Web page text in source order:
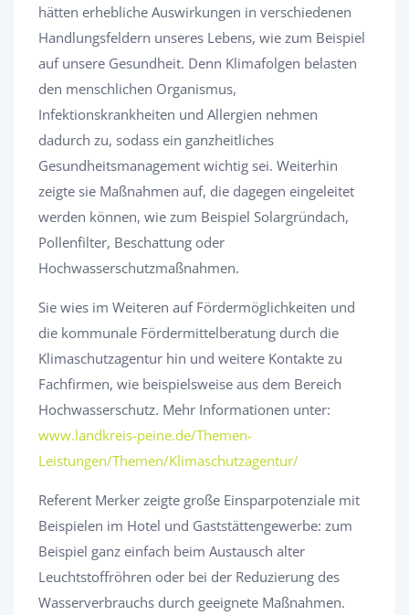
hätten erhebliche Auswirkungen in verschiedenen
Handlungsfeldern unseres Lebens, wie zum Beispiel
auf unsere Gesundheit. Denn Klimafolgen belasten
den menschlichen Organismus,
Infektionskrankheiten und Allergien nehmen
dadurch zu, sodass ein ganzheitliches
Gesundheitsmanagement wichtig sei. Weiterhin
zeigte sie Maßnahmen auf, die dagegen eingeleitet
werden können, wie zum Beispiel Solargründach,
Pollenfilter, Beschattung oder
Hochwasserschutzmaßnahmen.
Sie wies im Weiteren auf Fördermöglichkeiten und
die kommunale Fördermittelberatung durch die
Klimaschutzagentur hin und weitere Kontakte zu
Fachfirmen, wie beispielsweise aus dem Bereich
Hochwasserschutz. Mehr Informationen unter:
www.landkreis-peine.de/Themen-
Leistungen/Themen/Klimaschutzagentur/
Referent Merker zeigte große Einsparpotenziale mit
Beispielen im Hotel und Gaststättengewerbe: zum
Beispiel ganz einfach beim Austausch alter
Leuchtstoffröhren oder bei der Reduzierung des
Wasserverbrauchs durch geeignete Maßnahmen.